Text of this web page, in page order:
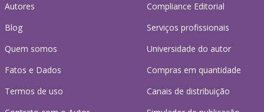
Autores
Blog
Quem somos
Fatos e Dados
Termos de uso
Compliance Editorial
Serviços profissionais
Universidade do autor
Compras em quantidade
Canais de distribuição